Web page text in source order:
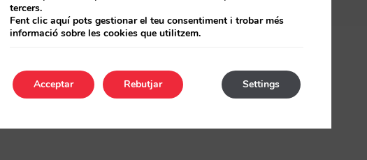
tercers.
Fent clic aquí pots gestionar el teu consentiment i trobar més
informació sobre les cookies que utilitzem.
Acceptar Settings
Rebutjar